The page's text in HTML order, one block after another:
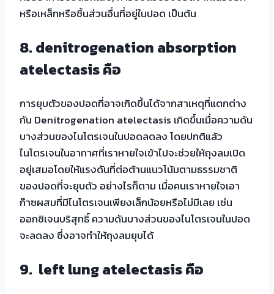
หรือเหล็กหรือชิ้นส่วนอื่นที่อยู่ในปอด เป็นต้น
8. denitrogenation absorption
atelectasis คือ
การยุบตัวของปอดที่อาจเกิดขึ้นได้จากสาเหตุที่แตกต่าง
กัน Denitrogenation atelectasis เกิดขึ้นเมื่อความดัน
บางส่วนของไนโตรเจนในปอดลดลง โดยปกติแล้ว
ไนโตรเจนในอากาศที่เราหายใจเข้าไปจะช่วยให้ถุงลมเปิด
อยู่เสมอโดยให้แรงดันที่ต่อต้านแนวโน้มตามธรรมชาติ
ของปอดที่จะยุบตัว อย่างไรก็ตาม เมื่อคนเราหายใจเอา
ก๊าซผสมที่มีไนโตรเจนเพียงเล็กน้อยหรือไม่มีเลย เช่น
ออกซิเจนบริสุทธิ์ ความดันบางส่วนของไนโตรเจนในปอด
จะลดลง ซึ่งอาจทำให้ถุงลมยุบได้
9. left lung atelectasis คือ